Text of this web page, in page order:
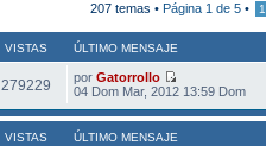
207 temas • Página 1 de 5 • 1
VISTAS ÚLTIMO MENSAJE
279229 por Gatorrollo
04 Dom Mar, 2012 13:59 Dom
VISTAS ÚLTIMO MENSAJE